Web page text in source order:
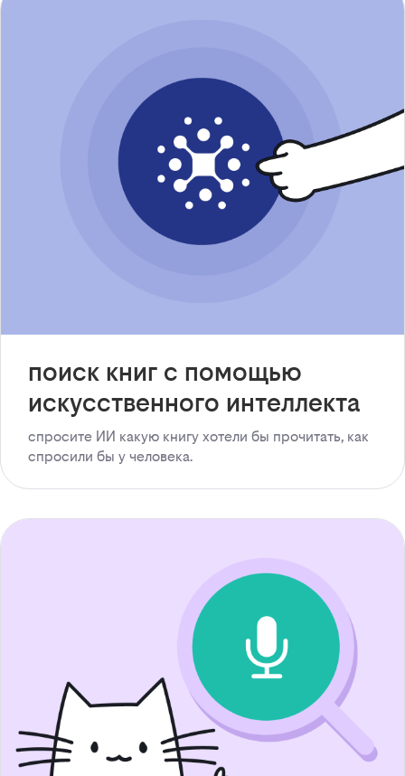
поиск книг с помощью
искусственного интеллекта
спросите ИИ какую книгу хотели бы прочитать, как
спросили бы у человека.